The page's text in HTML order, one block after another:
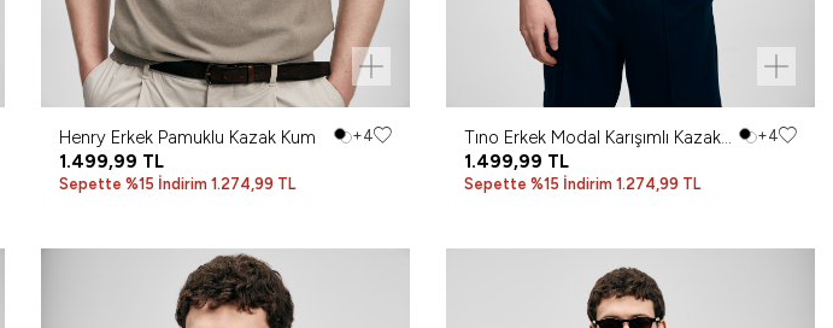
Henry Erkek Pamuklu Kazak Kum +4
1.499,99 TL
Sepette %15 İndirim 1.274,99 TL
Tıno Erkek Modal Karışımlı Kazak
Açık Gri
+4
1.499,99 TL
Sepette %15 İndirim 1.274,99 TL